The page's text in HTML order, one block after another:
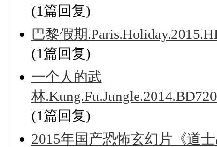
(1篇回复)
巴黎假期
(1篇回复)
一个人的武
林
(1篇回复)
2015年国产恐怖玄幻片《道